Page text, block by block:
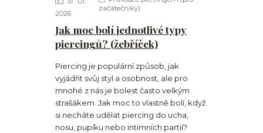
Jak moc bolí jednotlivé typy
piercingů? (žebříček)
2026
začátečníky)
Piercing je populární způsob, jak
vyjádřit svůj styl a osobnost, ale pro
mnohé z nás je bolest často velkým
strašákem. Jak moc to vlastně bolí, když
si necháte udělat piercing do ucha,
nosu, pupíku nebo intimních partií?